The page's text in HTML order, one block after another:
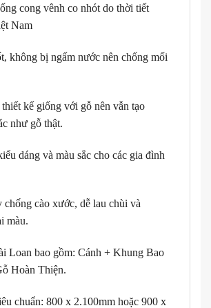
cong vênh co nhót do thời tiết
Nam
không bị ngấm nước nên chống mối
kế giống với gỗ nên vẫn tạo
như gỗ thật.
dáng và màu sắc cho các gia đình
chống cào xước, dễ lau chùi và
màu.
Loan bao gồm: Cánh + Khung Bao
Hoàn Thiện.
chuẩn: 800 x 2.100mm hoặc 900 x